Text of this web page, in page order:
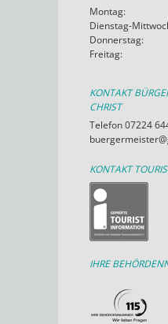
Montag:
Dienstag-
Donnerstag:
Freitag:
KONTAKT
CHRIST
Telefon 07224
KONTAKT
IHRE